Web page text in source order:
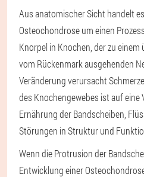
Aus anatomischer Sicht handelt
Osteochondrose um einen
Knorpel in Knochen, der zu
vom Rückenmark ausgehenden
Veränderung verursacht
des Knochengewebes ist auf
Ernährung der Bandscheiben,
Störungen in Struktur und
Wenn die Protrusion der
Entwicklung einer